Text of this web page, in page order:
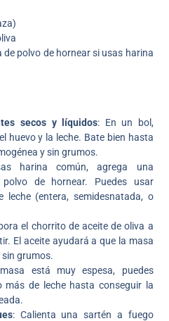
polvo de hornear si usas harina
secos y líquidos: En un bol,
huevo y la leche. Bate bien hasta
y sin grumos.
harina común, agrega una
de hornear. Puedes usar
leche (entera, semidesnatada, o
el chorrito de aceite de oliva a
El aceite ayudará a que la masa
sin grumos.
está muy espesa, puedes
más de leche hasta conseguir la
: Calienta una sartén a fuego